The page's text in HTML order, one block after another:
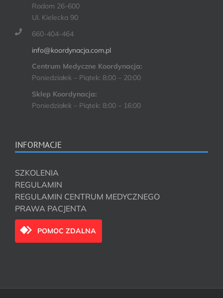
Radom 26-600
Ul. Kielecka 90
660-404-464
info@koordynacja.com.pl
Centrum Medyczne Koordynacja:
Poniedziałek – Piątek: 8:00 – 20:00
Sklep Koordynacja:
Poniedziałek – Piątek: 8:00 – 16:00
INFORMACJE
SZKOLENIA
REGULAMIN
REGULAMIN CENTRUM MEDYCZNEGO
PRAWA PACJENTA
POMOC ZDALNA